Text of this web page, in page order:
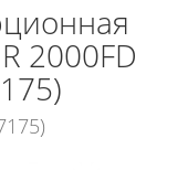
2000FD